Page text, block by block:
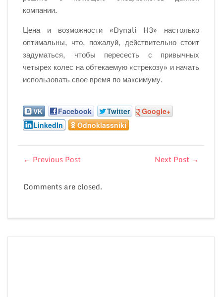
компании.
Цена и возможности «Dynali H3» настолько
оптимальны, что, пожалуй, действительно стоит
задуматься, чтобы пересесть с привычных
четырех колес на обтекаемую «стрекозу» и начать
использовать свое время по максимуму.
VK Facebook Twitter
Google+
LinkedIn
Odnoklassniki
← Previous Post Next Post →
Comments are closed.